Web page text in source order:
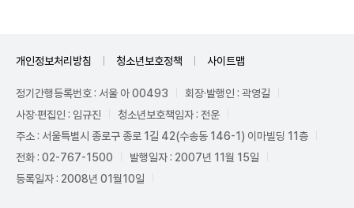
개인정보처리방침 청소년보호정책 사이트맵
정기간행등록번호 : 서울 아 00493
회장·발행인 : 곽영길
사장·편집인 : 임규진
청소년보호책임자 : 전운
주소 : 서울특별시 종로구 종로 1길 42(수송동 146-1) 이마빌딩 11층
전화 : 02-767-1500
발행일자 : 2007년 11월 15일
등록일자 : 2008년 01월10일